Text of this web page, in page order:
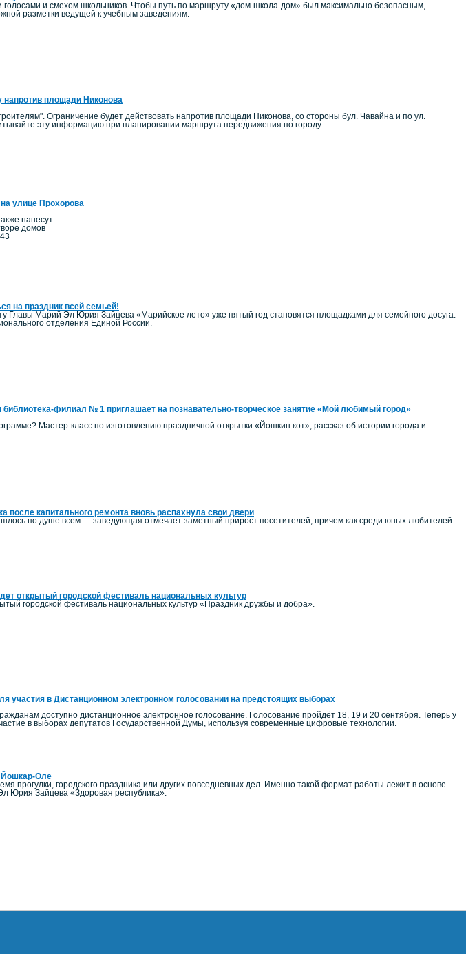
голосами и смехом школьников. Чтобы путь по маршруту «дом-школа-дом» был максимально безопасным,
разметки ведущей к учебным заведениям.
напротив площади Никонова
Ограничение будет действовать напротив площади Никонова, со стороны бул. Чавайна и по ул.
эту информацию при планировании маршрута передвижения по городу.
улице Прохорова
нанесут
домов
на праздник всей семьей!
Главы Марий Эл Юрия Зайцева «Марийское лето» уже пятый год становятся площадками для семейного досуга.
отделения Единой России.
филиал № 1 приглашает на познавательно-творческое занятие «Мой любимый город»
Мастер-класс по изготовлению праздничной открытки «Йошкин кот», рассказ об истории города и
капитального ремонта вновь распахнула свои двери
по душе всем — заведующая отмечает заметный прирост посетителей, причем как среди юных любителей
открытый городской фестиваль национальных культур
городской фестиваль национальных культур «Праздник дружбы и добра».
участия в Дистанционном электронном голосовании на предстоящих выборах
доступно дистанционное электронное голосование. Голосование пройдёт 18, 19 и 20 сентября. Теперь у
в выборах депутатов Государственной Думы, используя современные цифровые технологии.
Йошкар-Оле
прогулки, городского праздника или других повседневных дел. Именно такой формат работы лежит в основе
Юрия Зайцева «Здоровая республика».